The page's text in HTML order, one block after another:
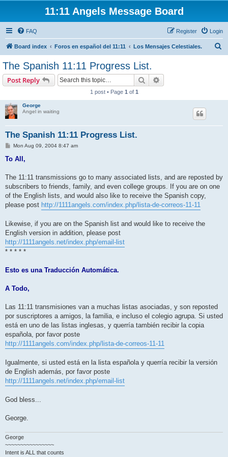
11:11 Angels Message Board
FAQ Login
Register
Board index Foros en español del 11:11 Los Mensajes Celestiales.
The Spanish 11:11 Progress List.
Post Reply Search
1 post • Page 1 of 1
George
Angel in waiting
The Spanish 11:11 Progress List.
P
s
Mon Aug 09, 2004 8:47 am
To All,
The 11:11 transmissions go to many associated lists, and are reposted by
subscribers to friends, family, and even college groups. If you are on one
of the English lists, and would also like to receive the Spanish copy,
please post http://1111angels.com/index.php/lista-de-correos-11-11
Likewise, if you are on the Spanish list and would like to receive the
English version in addition, please post
http://1111angels.net/index.php/email-list
* * * * *
Esto es una Traducción Automática.
A Todo,
Las 11:11 transmisiones van a muchas listas asociadas, y son reposted
por suscriptores a amigos, la familia, e incluso el colegio agrupa. Si usted
está en uno de las listas inglesas, y querría también recibir la copia
española, por favor poste
http://1111angels.com/index.php/lista-de-correos-11-11
Igualmente, si usted está en la lista española y querría recibir la versión
de English además, por favor poste
http://1111angels.net/index.php/email-list
God bless...
George.
George
~~~~~~~~~~~~~~~~
Intent is ALL that counts